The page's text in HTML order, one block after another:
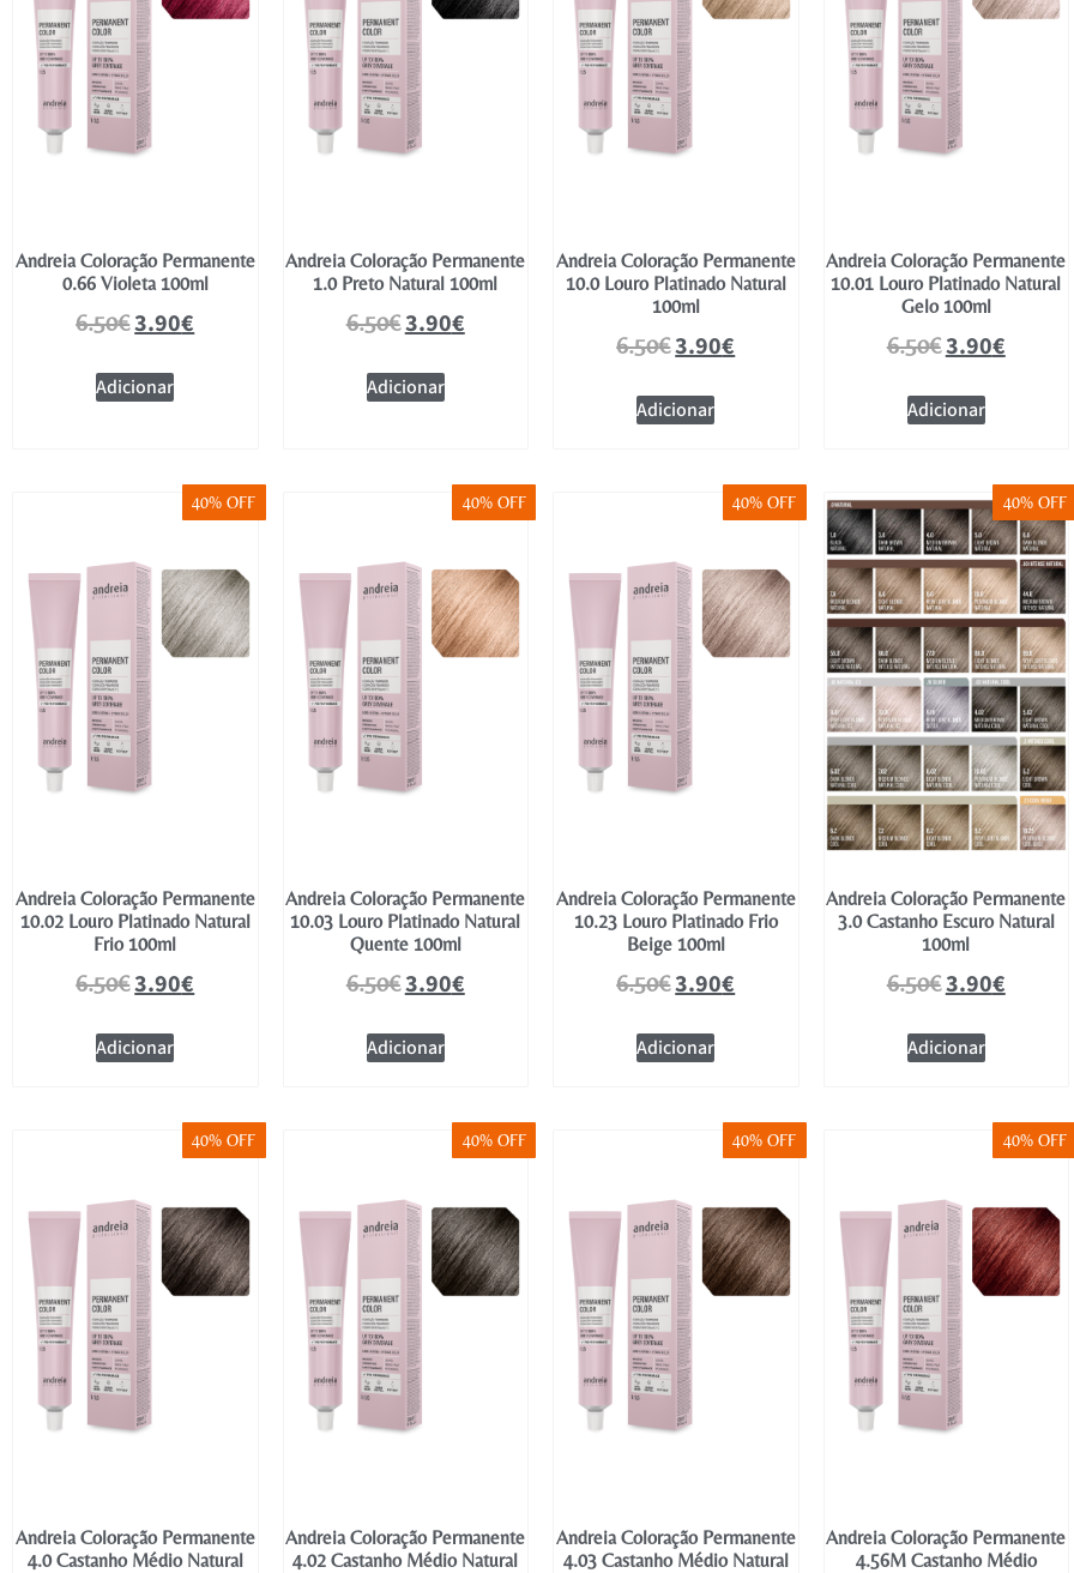
Andreia Coloração Permanente
0.66 Violeta 100ml
6.50€3.90€
Adicionar
Andreia Coloração Permanente
1.0 Preto Natural 100ml
6.50€3.90€
Adicionar
Andreia Coloração Permanente
10.0 Louro Platinado Natural
100ml
6.50€3.90€
Adicionar
Andreia Coloração Permanente
10.01 Louro Platinado Natural
Gelo 100ml
6.50€3.90€
Adicionar
40% OFF
Andreia Coloração Permanente
10.02 Louro Platinado Natural
Frio 100ml
6.50€3.90€
Adicionar
40% OFF
Andreia Coloração Permanente
10.03 Louro Platinado Natural
Quente 100ml
6.50€3.90€
Adicionar
40% OFF
Andreia Coloração Permanente
10.23 Louro Platinado Frio
Beige 100ml
6.50€3.90€
Adicionar
40% OFF
Andreia Coloração Permanente
3.0 Castanho Escuro Natural
100ml
6.50€3.90€
Adicionar
40% OFF
Andreia Coloração Permanente
4.0 Castanho Médio Natural
40% OFF
Andreia Coloração Permanente
4.02 Castanho Médio Natural
40% OFF
Andreia Coloração Permanente
4.03 Castanho Médio Natural
40% OFF
Andreia Coloração Permanente
4.56M Castanho Médio